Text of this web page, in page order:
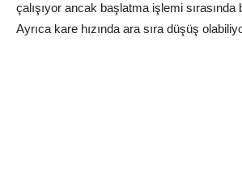
çalışıyor ancak başlatma işlemi
Ayrıca kare hızında ara sıra düşüş